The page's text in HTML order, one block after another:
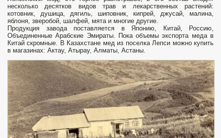
несколько десятков видов трав и лекарственных растений:
котовник, душица, дягиль, шиповник, кипрей, джусай, малина,
яблоня, зверобой, шалфей, мята и многие другие.
Продукция завода поставляется в Японию, Китай, Россию,
Объединенные Арабские Эмираты. Пока объемы экспорта меда в
Китай скромные. В Казахстане мед из поселка Лепси можно купить
в магазинах: Актау, Атырау, Алматы, Астаны.